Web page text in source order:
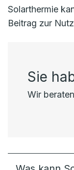
Solarthermie
Beitrag zur
Sie
Wir